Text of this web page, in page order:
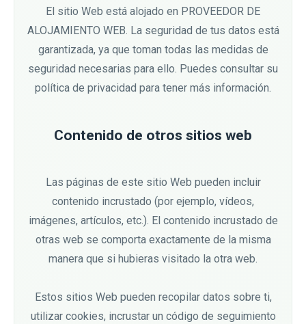
El sitio Web está alojado en PROVEEDOR DE
ALOJAMIENTO WEB. La seguridad de tus datos está
garantizada, ya que toman todas las medidas de
seguridad necesarias para ello. Puedes consultar su
política de privacidad para tener más información.
Contenido de otros sitios web
Las páginas de este sitio Web pueden incluir
contenido incrustado (por ejemplo, vídeos,
imágenes, artículos, etc.). El contenido incrustado de
otras web se comporta exactamente de la misma
manera que si hubieras visitado la otra web.
Estos sitios Web pueden recopilar datos sobre ti,
utilizar cookies, incrustar un código de seguimiento